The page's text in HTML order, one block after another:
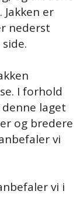
er
nederst
I forhold
laget
og bredere
vi
vi i